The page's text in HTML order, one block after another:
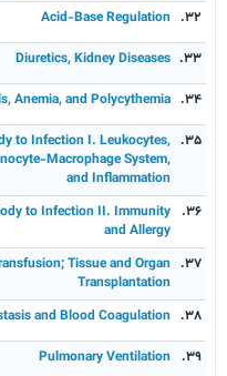
۳۲. Acid-Base Regulation
۳۳.
Diuretics, Kidney Diseases
۳۴.
Anemia, and Polycythemia
۳۵.
to Infection I. Leukocytes,
Macrophage System,
and Inflammation
۳۶.
to Infection II. Immunity
and Allergy
۳۷.
Tissue and Organ
Transplantation
۳۸. and Blood Coagulation
۳۹.
Pulmonary Ventilation